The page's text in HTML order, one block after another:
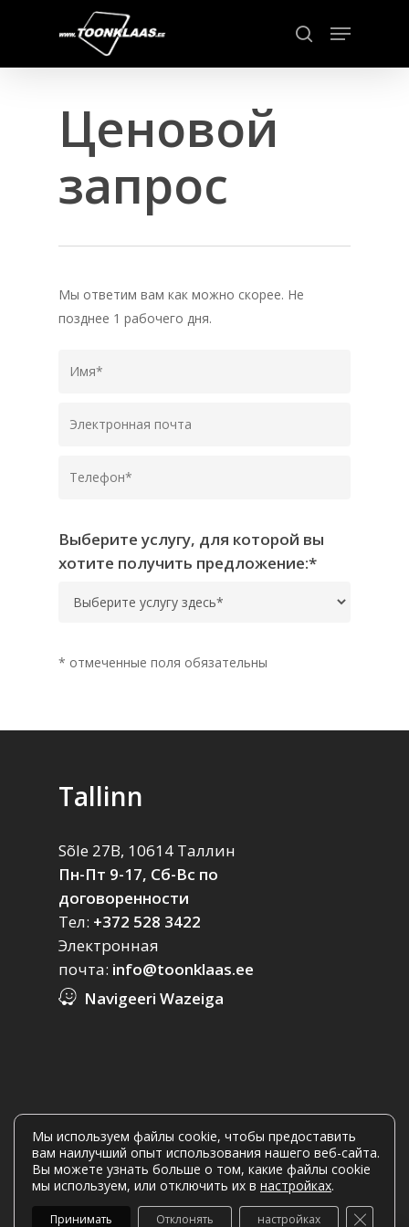
search
Menu
Ценовой
запрос
Мы ответим вам как можно скорее. Не
позднее 1 рабочего дня.
Выберите услугу, для которой вы
хотите получить предложение:*
* отмеченные поля обязательны
Tallinn
Sõle 27B, 10614 Таллин
Пн-Пт 9-17, Сб-Вс по
договоренности
Тел: +372 528 3422
Электронная
почта: info@toonklaas.ee
Navigeeri Wazeiga
© 2026 Toonklaas.ee.
Мы используем файлы cookie, чтобы предоставить
вам наилучший опыт использования нашего веб-сайта.
Вы можете узнать больше о том, какие файлы cookie
мы используем, или отключить их в настройках.
Принимать Отклонять настройках